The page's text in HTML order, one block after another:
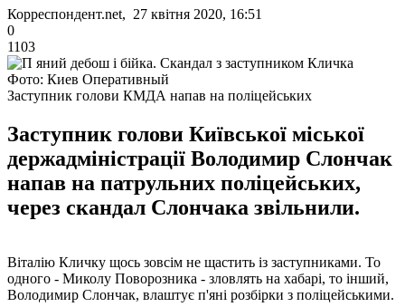
Корреспондент.net, 27 квітня 2020, 16:51
0
1103
Фото: Киев Оперативный
Заступник голови КМДА напав на поліцейських
Заступник голови Київської міської
держадміністрації Володимир Слончак
напав на патрульних поліцейських,
через скандал Слончака звільнили.
Віталію Кличку щось зовсім не щастить із заступниками. То
одного - Миколу Поворозника - зловлять на хабарі, то інший,
Володимир Слончак, влаштує п'яні розбірки з поліцейськими.